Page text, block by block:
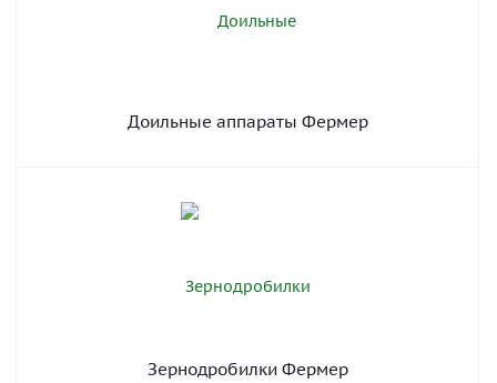
Доильные аппараты Фермер
Зернодробилки Фермер